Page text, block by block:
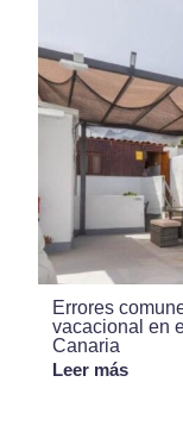
Errores
vacacional en
Canaria
Leer más